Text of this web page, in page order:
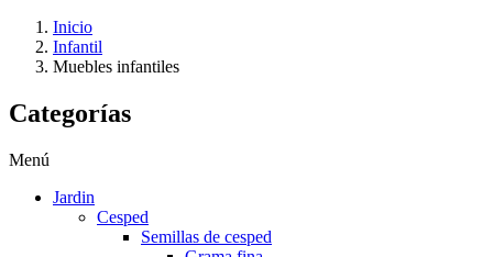
Inicio
Infantil
Muebles infantiles
Categorías
Menú
Jardin
Cesped
Semillas de cesped